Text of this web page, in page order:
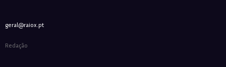
geral@raiox.pt
Redação